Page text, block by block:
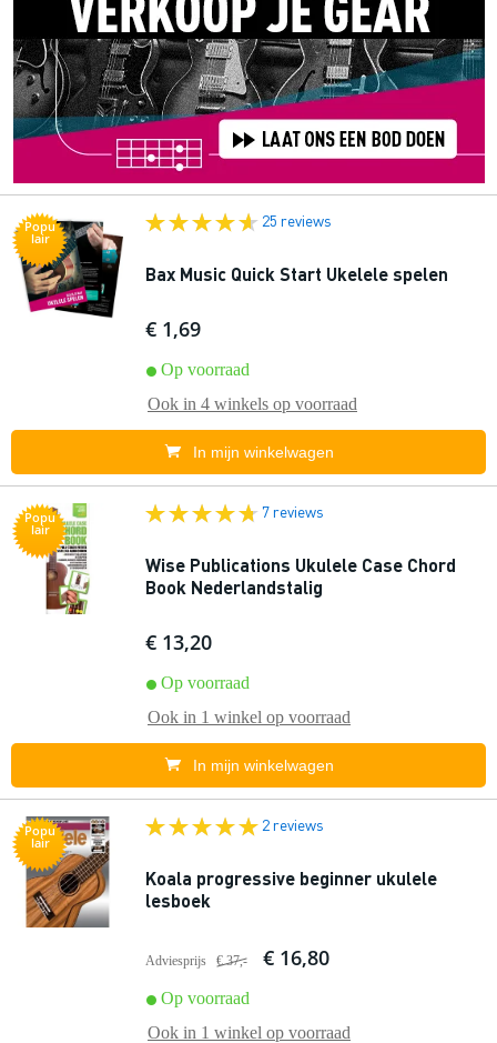
Popu
lair
25 reviews
Bax Music Quick Start Ukelele spelen
€ 1,69
Op voorraad
Ook in 4 winkels op voorraad
In mijn winkelwagen
Popu
lair
7 reviews
Wise Publications Ukulele Case Chord
Book Nederlandstalig
€ 13,20
Op voorraad
Ook in 1 winkel op voorraad
In mijn winkelwagen
Popu
lair
2 reviews
Koala progressive beginner ukulele
lesboek
Adviesprijs € 37,- € 16,80
Op voorraad
Ook in 1 winkel op voorraad